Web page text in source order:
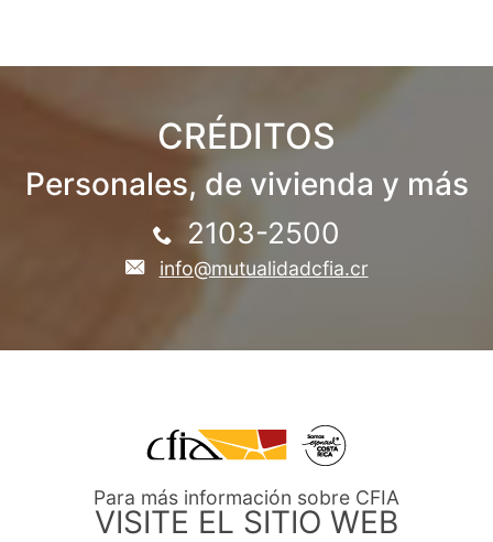
CRÉDITOS
Personales, de vivienda y más
2103-2500
info@mutualidadcfia.cr
Para más información sobre CFIA
VISITE EL SITIO WEB